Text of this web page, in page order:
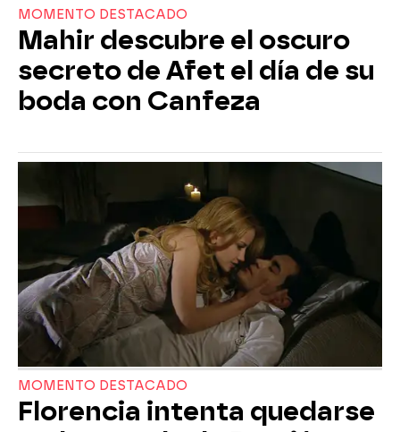
MOMENTO DESTACADO
Mahir descubre el oscuro
secreto de Afet el día de su
boda con Canfeza
MOMENTO DESTACADO
Florencia intenta quedarse